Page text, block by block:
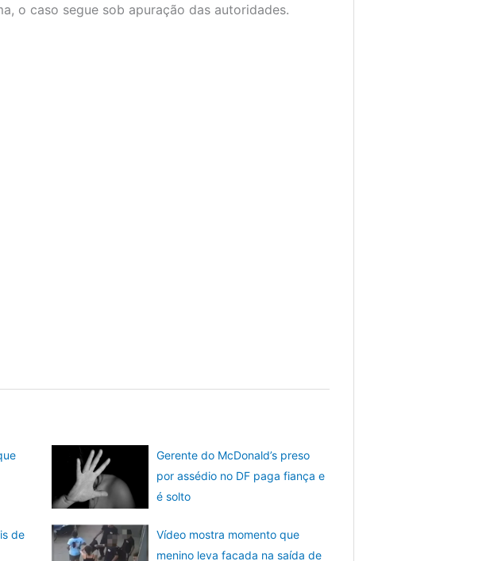
o caso segue sob apuração das autoridades.
Gerente do McDonald’s preso
por assédio no DF paga fiança e
é solto
de
Vídeo mostra momento que
menino leva facada na saída de